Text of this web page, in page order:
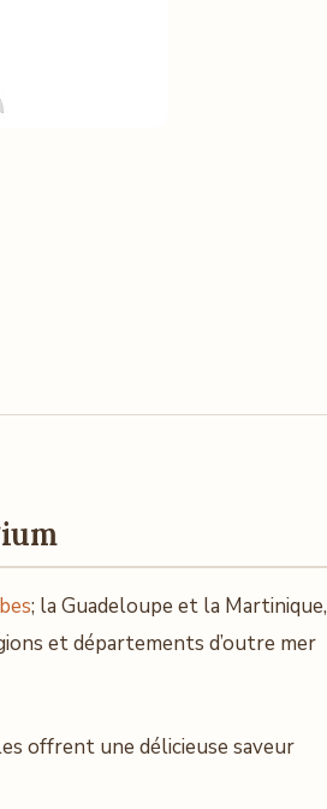
; la Guadeloupe et la Martinique,
et départements d’outre mer
offrent une délicieuse saveur